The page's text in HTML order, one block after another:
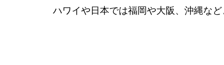
ハワイや日本では福岡や大阪、沖縄な